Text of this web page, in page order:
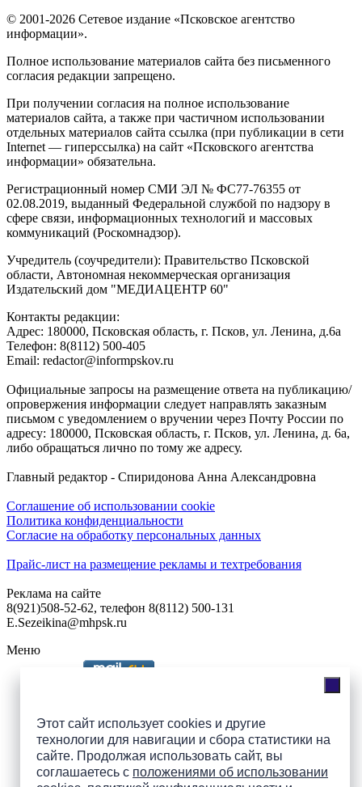
Этот сайт использует cookies и другие
технологии для навигации и сбора статистики на
сайте. Продолжая использовать сайт, вы
соглашаетесь с положениями об использовании
© 2001-2026 Сетевое издание «Псковское агентство
информации».
Полное использование материалов сайта без письменного
согласия редакции запрещено.
При получении согласия на полное использование
материалов сайта, а также при частичном использовании
отдельных материалов сайта ссылка (при публикации в сети
Internet — гиперссылка) на сайт «Псковского агентства
информации» обязательна.
Регистрационный номер СМИ ЭЛ № ФС77-76355 от
02.08.2019, выданный Федеральной службой по надзору в
сфере связи, информационных технологий и массовых
коммуникаций (Роскомнадзор).
Учредитель (соучредители): Правительство Псковской
области, Автономная некоммерческая организация
Издательский дом "МЕДИАЦЕНТР 60"
Контакты редакции:
Адреc: 180000, Псковская область, г. Псков, ул. Ленина, д.6а
Телефон: 8(8112) 500-405
Email: redactor@informpskov.ru
Официальные запросы на размещение ответа на публикацию/
опровержения информации следует направлять заказным
письмом с уведомлением о вручении через Почту России по
адресу: 180000, Псковская область, г. Псков, ул. Ленина, д. 6а,
либо обращаться лично по тому же адресу.
Главный редактор - Спиридонова Анна Александровна
Соглашение об использовании cookie
Политика конфиденциальности
Согласие на обработку персональных данных
Прайс-лист на размещение рекламы и техтребования
Реклама на сайте
8(921)508-52-62, телефон 8(8112) 500-131
E.Sezeikina@mhpsk.ru
Меню
Подпишись на группы
ПАИ в соцсетях!